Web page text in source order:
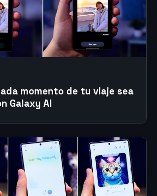
momento de tu viaje sea
Galaxy AI